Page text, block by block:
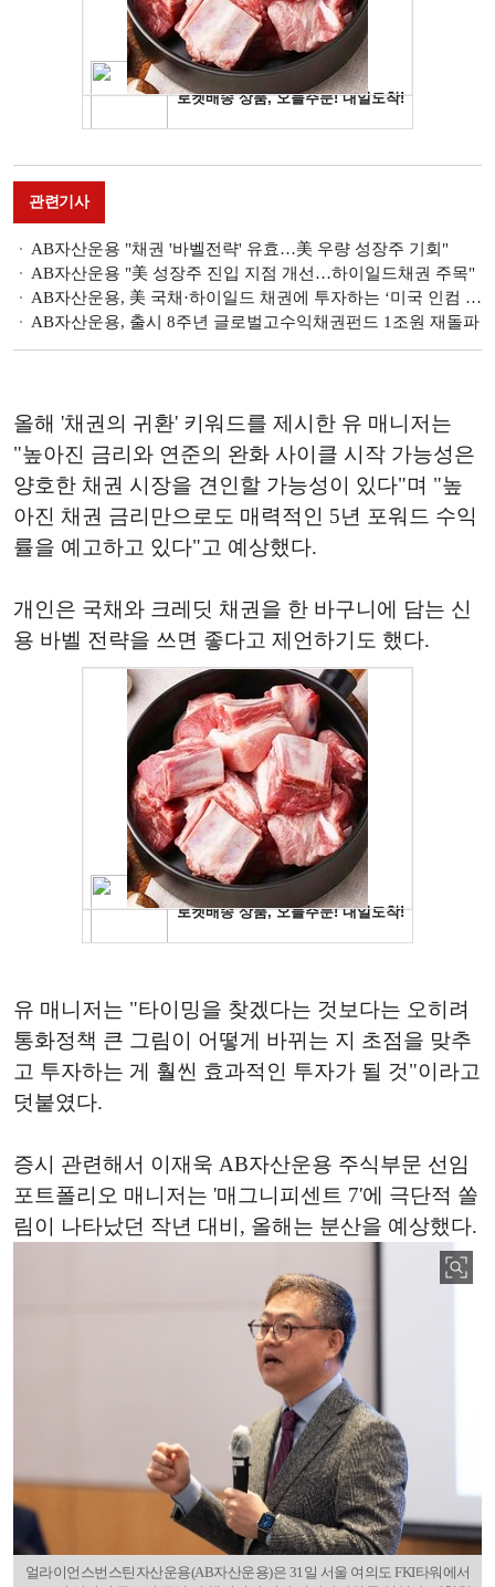
관련기사
AB자산운용 "채권 '바벨전략' 유효…美 우량 성장주 기회"
AB자산운용 "美 성장주 진입 지점 개선…하이일드채권 주목"
AB자산운용, 美 국채·하이일드 채권에 투자하는 ‘미국 인컴 채권펀드’ 출시
AB자산운용, 출시 8주년 글로벌고수익채권펀드 1조원 재돌파
올해 '채권의 귀환' 키워드를 제시한 유 매니저는
"높아진 금리와 연준의 완화 사이클 시작 가능성은
양호한 채권 시장을 견인할 가능성이 있다"며 "높
아진 채권 금리만으로도 매력적인 5년 포워드 수익
률을 예고하고 있다"고 예상했다.
개인은 국채와 크레딧 채권을 한 바구니에 담는 신
용 바벨 전략을 쓰면 좋다고 제언하기도 했다.
유 매니저는 "타이밍을 찾겠다는 것보다는 오히려
통화정책 큰 그림이 어떻게 바뀌는 지 초점을 맞추
고 투자하는 게 훨씬 효과적인 투자가 될 것"이라고
덧붙였다.
증시 관련해서 이재욱 AB자산운용 주식부문 선임
포트폴리오 매니저는 '매그니피센트 7'에 극단적 쏠
림이 나타났던 작년 대비, 올해는 분산을 예상했다.
얼라이언스번스틴자산운용(AB자산운용)은 31일 서울 여의도 FKI타워에서